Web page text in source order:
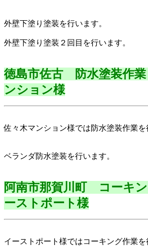
外壁下塗り塗装を行います。
外壁下塗り塗装２回目を行います。
徳島市佐古 防水塗装作
ンション様
佐々木マンション様では防水塗装作業を
ベランダ防水塗装を行います。
阿南市那賀川町 コーキ
ーストポート様
イーストポート様ではコーキング作業を